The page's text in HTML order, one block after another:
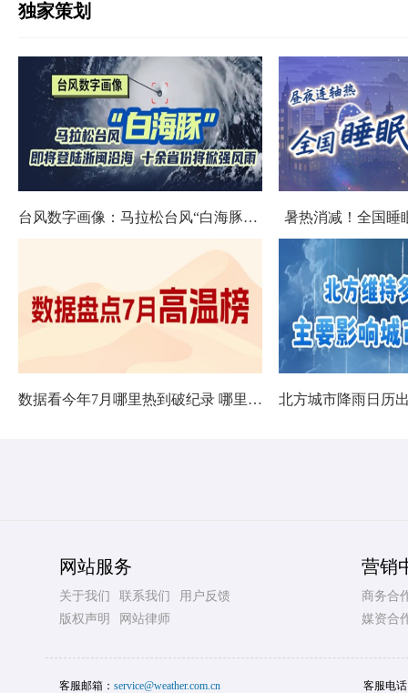
独家策划
台风数字画像：马拉松台风“白海豚”将影响十余省份 暑热消减！全国睡
数据看今年7月哪里热到破纪录 哪里暑热连轴转
网站服务
关于我们 联系我们
用户反馈
版权声明
网站律师
营销
商务合
媒资合
客服邮箱： service@weather.com.cn 客服电